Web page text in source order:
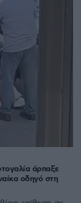
άρπαξε
οδηγό στη